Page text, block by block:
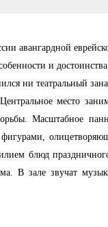
авангардной
и достоинства
ни театральный
место
Масштабное
фигурами,
блюд
В зале звучат